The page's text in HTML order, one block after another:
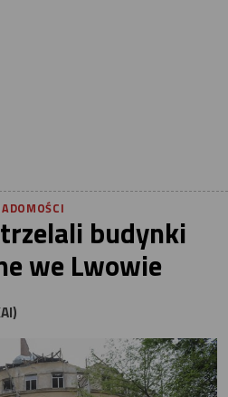
budynki
we Lwowie